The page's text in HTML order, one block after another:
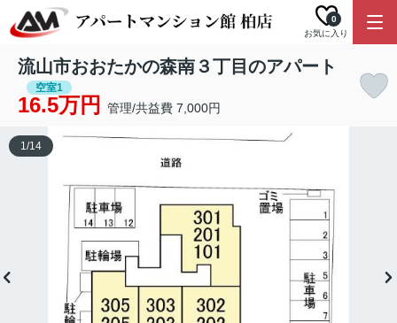
お気に入り
0
流山市おおたかの森南３丁目のアパート
空室1
16.5万円 管理/共益費 7,000円
1/14